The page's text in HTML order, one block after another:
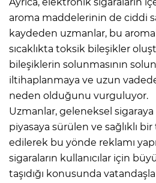
aroma maddelerinin de ciddi
kaydeden uzmanlar, bu
sıcaklıkta toksik bileşikler
bileşiklerin solunmasının
iltihaplanmaya ve uzun
neden olduğunu vurguluyor.
Uzmanlar, geleneksel
piyasaya sürülen ve sağlıklı
edilerek bu yönde reklamı
sigaraların kullanıcılar için
taşıdığı konusunda